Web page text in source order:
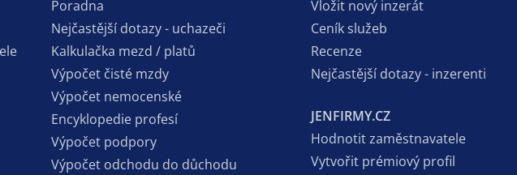
Poradna
Nejčastější dotazy - uchazeči
Kalkulačka mezd / platů
Výpočet čisté mzdy
Výpočet nemocenské
Encyklopedie profesí
Výpočet podpory
Výpočet odchodu do důchodu
Vložit nový inzerát
Ceník služeb
Recenze
Nejčastější dotazy - inzerenti
JENFIRMY.CZ
Hodnotit zaměstnavatele
Vytvořit prémiový profil